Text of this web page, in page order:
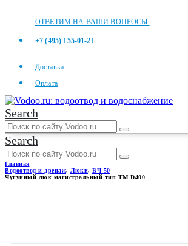
ОТВЕТИМ НА ВАШИ ВОПРОСЫ:
+7 (495) 155-01-21
Доставка
Оплата
Search
Search
Главная
Водоотвод и дренаж, Люки, ВЧ-50
Чугунный люк магистральный тип ТМ D400